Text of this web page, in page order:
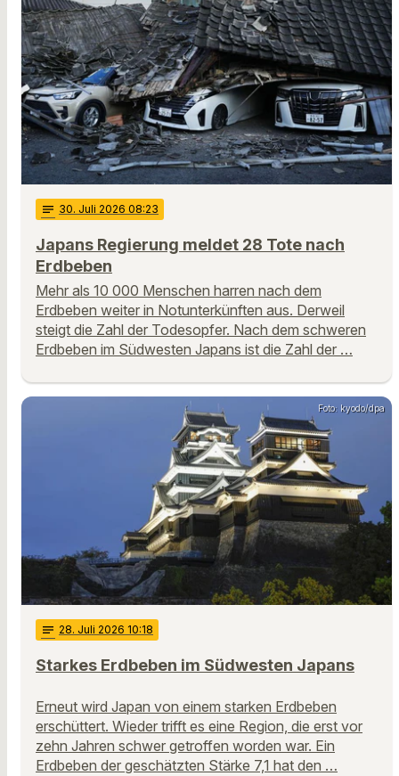
notes 30. Juli 2026 08:23
Japans Regierung meldet 28 Tote nach
Erdbeben
Mehr als 10 000 Menschen harren nach dem
Erdbeben weiter in Notunterkünften aus. Derweil
steigt die Zahl der Todesopfer. Nach dem schweren
Erdbeben im Südwesten Japans ist die Zahl der …
Foto: kyodo/dpa
notes 28. Juli 2026 10:18
Starkes Erdbeben im Südwesten Japans
Erneut wird Japan von einem starken Erdbeben
erschüttert. Wieder trifft es eine Region, die erst vor
zehn Jahren schwer getroffen worden war. Ein
Erdbeben der geschätzten Stärke 7,1 hat den …